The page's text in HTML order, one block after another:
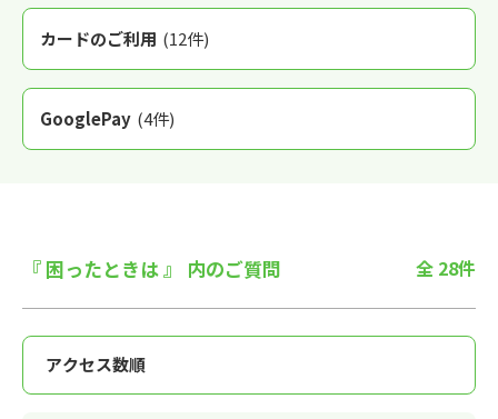
カードのご利用 (12件)
GooglePay (4件)
『 困ったときは 』 内のご質問 全 28件